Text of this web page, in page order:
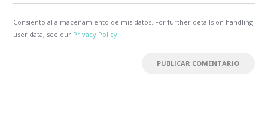
Consiento al almacenamiento de mis datos. For further details on handling
user data, see our Privacy Policy